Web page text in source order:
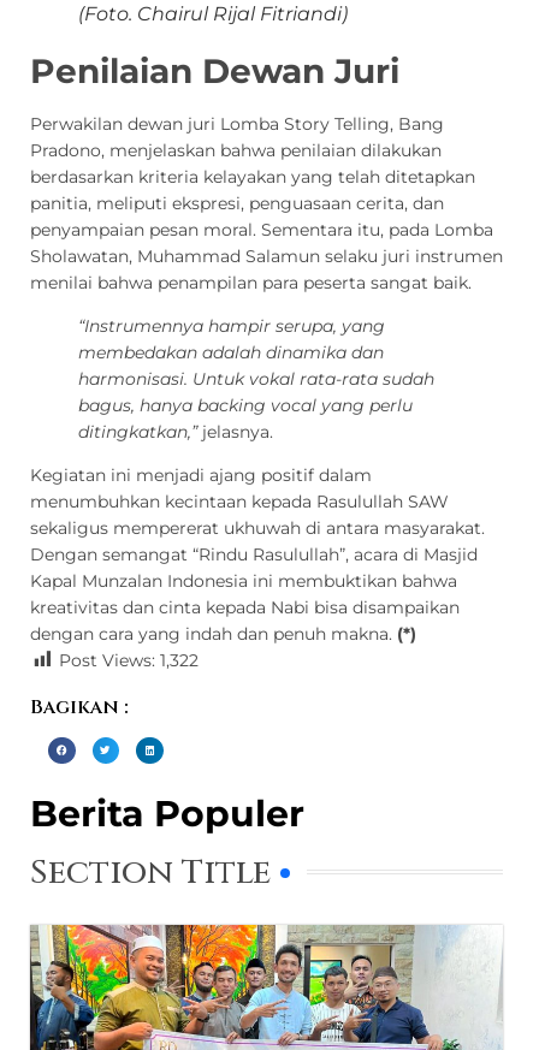
(Foto. Chairul Rijal Fitriandi)
Penilaian Dewan Juri
Perwakilan dewan juri Lomba Story Telling, Bang
Pradono, menjelaskan bahwa penilaian dilakukan
berdasarkan kriteria kelayakan yang telah ditetapkan
panitia, meliputi ekspresi, penguasaan cerita, dan
penyampaian pesan moral. Sementara itu, pada Lomba
Sholawatan, Muhammad Salamun selaku juri instrumen
menilai bahwa penampilan para peserta sangat baik.
“Instrumennya hampir serupa, yang
membedakan adalah dinamika dan
harmonisasi. Untuk vokal rata-rata sudah
bagus, hanya backing vocal yang perlu
ditingkatkan,”jelasnya.
Kegiatan ini menjadi ajang positif dalam
menumbuhkan kecintaan kepada Rasulullah SAW
sekaligus mempererat ukhuwah di antara masyarakat.
Dengan semangat “Rindu Rasulullah”, acara di Masjid
Kapal Munzalan Indonesia ini membuktikan bahwa
kreativitas dan cinta kepada Nabi bisa disampaikan
dengan cara yang indah dan penuh makna. (*)
Post Views: 1,322
Bagikan :
Berita Populer
Section Title